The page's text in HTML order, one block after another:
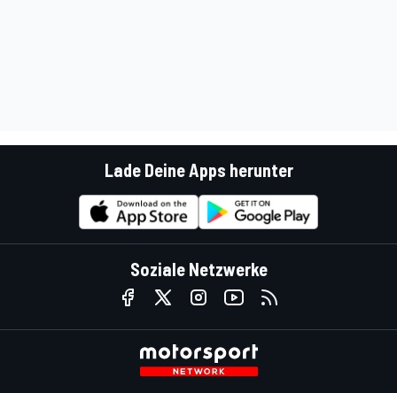
Lade Deine Apps herunter
Soziale Netzwerke